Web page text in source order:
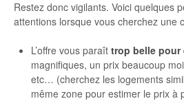
Restez donc vigilants. Voici quelques
attentions lorsque vous cherchez une
L’offre vous paraît trop belle pour
magnifiques, un prix beaucoup
etc… (cherchez les logements
même zone pour estimer le prix à